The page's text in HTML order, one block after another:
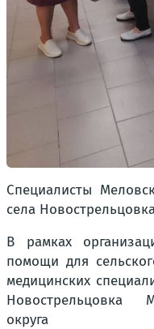
Специалисты
села
В рамках
помощи для
медицинских
Новострельцовка
округа